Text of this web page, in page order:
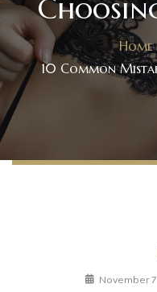
Home
10 Common
November